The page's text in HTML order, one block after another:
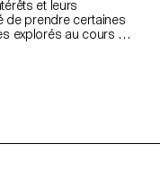
et leurs
de prendre certaines
explorés au cours du